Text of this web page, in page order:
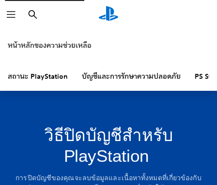
หน้าหลักของความช่วยเหลือ
สถานะ PlayStation บัญชีและการรักษาความปลอดภัย PS
วิธีปิดบัญชีสำหรับ
PlayStation
การปิดบัญชีของคุณจะลบข้อมูลและเนื้อหาทั้งหมดที่เกี่ยวข้องกับ